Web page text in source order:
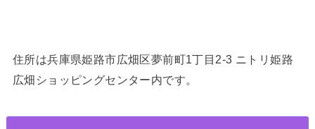
住所は兵庫県姫路市広畑区夢前町1丁目2-3 ニトリ姫路
広畑ショッピングセンター内です。